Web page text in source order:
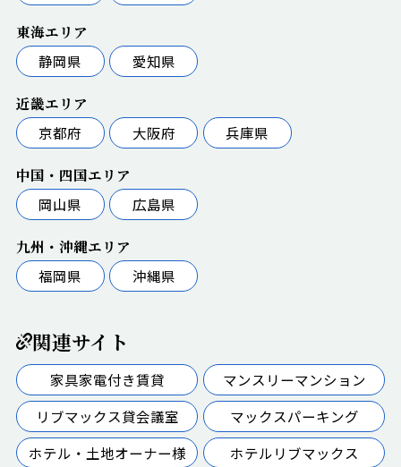
東海エリア
静岡県
愛知県
近畿エリア
京都府
大阪府 兵庫県
中国・四国エリア
岡山県
広島県
九州・沖縄エリア
福岡県
沖縄県
関連サイト
家具家電付き賃貸
マンスリーマンション
リブマックス貸会議室
マックスパーキング
ホテル・土地オーナー様
ホテルリブマックス